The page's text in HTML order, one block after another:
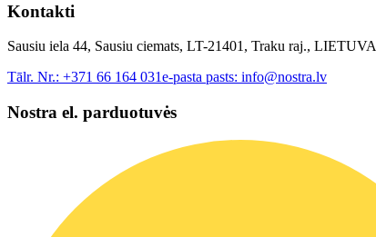
Kontakti
Sausiu iela 44, Sausiu ciemats, LT-21401, Traku raj., LIETUVA
Tālr. Nr.: +371 66 164 031e-pasta pasts: info@nostra.lv
Nostra el. parduotuvės